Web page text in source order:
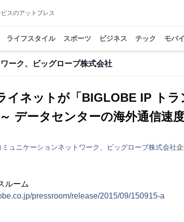
スのアットプレス
ライフスタイル スポーツ ビジネス テック モバ
ーク、ビッグローブ株式会社
イネットが「BIGLOBE IP ト
～ データセンターの海外通信速
ュニケーションネットワーク、ビッグローブ株式会社
ルーム
pressroom/release/2015/09/150915-a